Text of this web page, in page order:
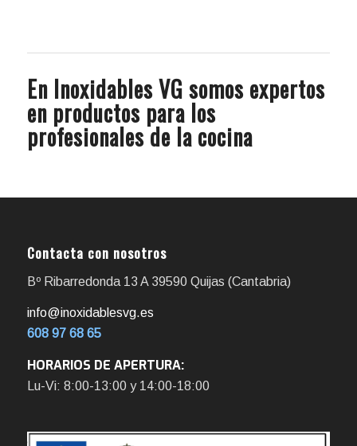
En Inoxidables VG somos expertos
en productos para los
profesionales de la cocina
Contacta con nosotros
Bº Ribarredonda 13 A 39590 Quijas (Cantabria)
info@inoxidablesvg.es
608 97 68 65
HORARIOS DE APERTURA:
Lu-Vi: 8:00-13:00 y 14:00-18:00